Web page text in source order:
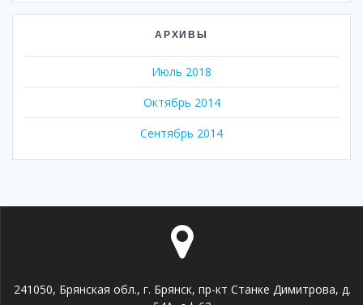
АРХИВЫ
Июль 2018
Октябрь 2014
Сентябрь 2014
241050, Брянская обл., г. Брянск, пр-кт Станке Димитрова, д.